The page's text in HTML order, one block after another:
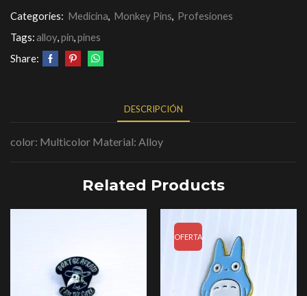
Categories: Medicina, Monkey Pins, Profesiones
Tags:alloy,pin,pines
Share:
DESCRIPCIÓN
color: Multicolor Material: Alloy
Related Products
OFERTA